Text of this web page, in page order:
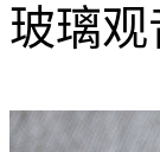
玻璃